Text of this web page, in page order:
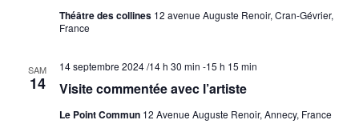
Théâtre des collines 12 avenue Auguste Renoir, Cran-Gévrier,
France
SAM
14 Visite commentée avec l’artiste
14 septembre 2024 /14 h 30 min -15 h 15 min
Le Point Commun 12 Avenue Auguste Renoir, Annecy, France